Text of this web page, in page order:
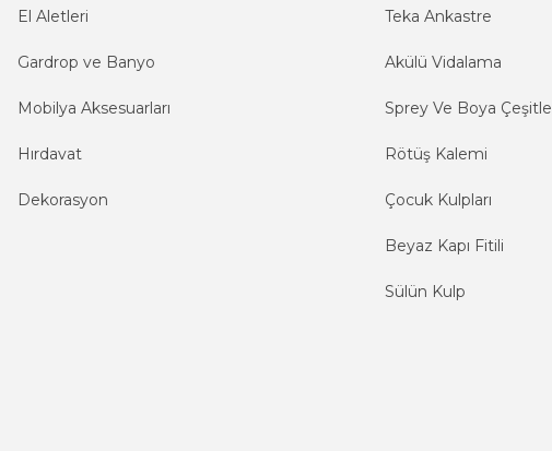
El Aletleri
Gardrop ve Banyo
Mobilya Aksesuarları
Hırdavat
Dekorasyon
Teka Ankastre
Akülü Vidalama
Sprey Ve Boya
Rötüş Kalemi
Çocuk Kulpları
Beyaz Kapı Fitili
Sülün Kulp